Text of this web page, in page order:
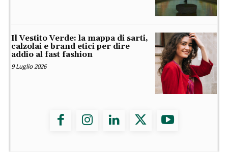
Il Vestito Verde: la mappa di sarti,
calzolai e brand etici per dire
addio al fast fashion
9 Luglio 2026